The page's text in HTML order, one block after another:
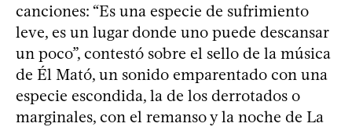
canciones: “Es una especie de sufrimiento
leve, es un lugar donde uno puede descansar
un poco”, contestó sobre el sello de la música
de Él Mató, un sonido emparentado con una
especie escondida, la de los derrotados o
marginales, con el remanso y la noche de La